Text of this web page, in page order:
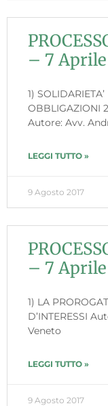
– 7 Aprile
1)
OBBLIGAZIONI
Autore: Avv.
LEGGI TUTTO »
9 Agosto 2017
– 7 Aprile
1) LA
D’INTERESSI
Veneto
LEGGI TUTTO »
9 Agosto 2017